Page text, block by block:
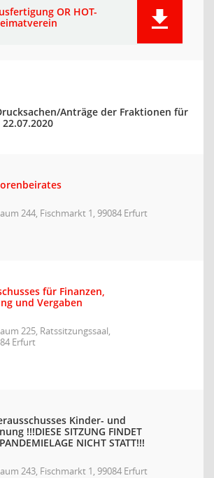
OR HOT-
Anträge der Fraktionen für
244, Fischmarkt 1, 99084 Erfurt
für Finanzen,
und Vergaben
225, Ratssitzungssaal,
Erfurt
Kinder- und
!!!DIESE SITZUNG FINDET
NICHT STATT!!!
243, Fischmarkt 1, 99084 Erfurt